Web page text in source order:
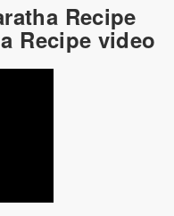
Recipe
Recipe video